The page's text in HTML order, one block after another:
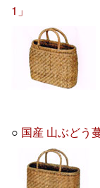
1」
○ 国産 山ぶどう